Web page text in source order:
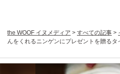
the WOOF イヌメディア > すべての記事 >
んをくれるニンゲンにプレゼントを贈るタ